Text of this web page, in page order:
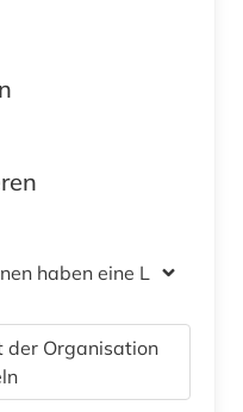
haben eine Lizenz
der Organisation